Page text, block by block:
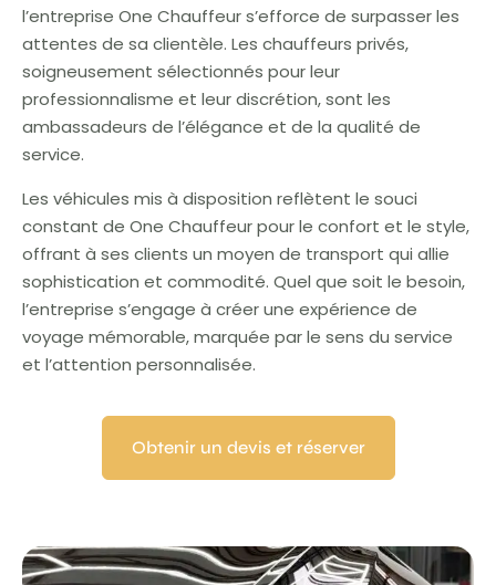
l’entreprise One Chauffeur s’efforce de surpasser les
attentes de sa clientèle. Les chauffeurs privés,
soigneusement sélectionnés pour leur
professionnalisme et leur discrétion, sont les
ambassadeurs de l’élégance et de la qualité de
service.
Les véhicules mis à disposition reflètent le souci
constant de One Chauffeur pour le confort et le style,
offrant à ses clients un moyen de transport qui allie
sophistication et commodité. Quel que soit le besoin,
l’entreprise s’engage à créer une expérience de
voyage mémorable, marquée par le sens du service
et l’attention personnalisée.
Obtenir un devis et réserver